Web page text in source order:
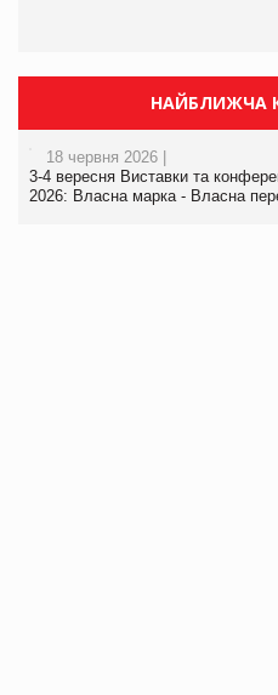
НАЙБЛИЖЧА
18 червня 2026 |
3-4 вересня Виставки та
2026: Власна марка - Власна